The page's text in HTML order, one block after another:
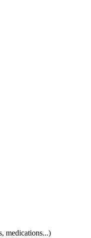
medications...)